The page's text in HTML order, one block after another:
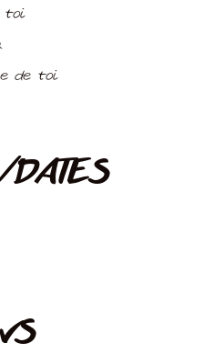
toi
de toi